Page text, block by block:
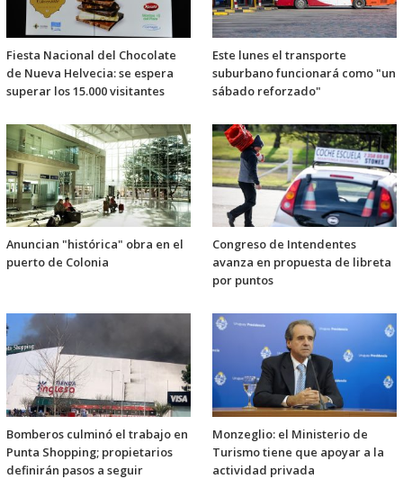
Fiesta Nacional del Chocolate
de Nueva Helvecia: se espera
superar los 15.000 visitantes
Este lunes el transporte
suburbano funcionará como "un
sábado reforzado"
Anuncian "histórica" obra en el
puerto de Colonia
Congreso de Intendentes
avanza en propuesta de libreta
por puntos
Bomberos culminó el trabajo en
Punta Shopping; propietarios
definirán pasos a seguir
Monzeglio: el Ministerio de
Turismo tiene que apoyar a la
actividad privada